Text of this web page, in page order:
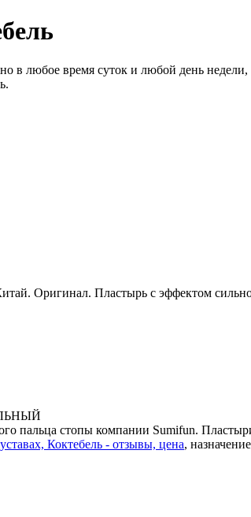
в любое время суток и любой день
Оригинал. Пластырь с эффектом
пальца стопы компании Sumifun.
Коктебель - отзывы, цена,